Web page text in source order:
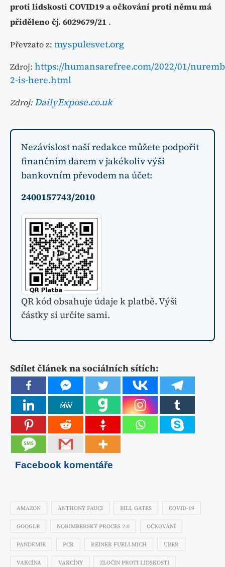
proti lidskosti COVID19 a očkování proti němu má
přiděleno čj. 6029679/21 .
Převzato z: myspulesvet.org
Zdroj: https://humansarefree.com/2022/01/
2-is-here.html
Zdroj:DailyExpose.co.uk
Nezávislost naší redakce můžete podpořit
finančním darem v jakékoliv výši
bankovním převodem na účet:
2400157743/2010
QR kód obsahuje údaje k platbě. Výši
částky si určíte sami.
Sdílet článek na sociálních sítích:
Facebook komentáře
AMAZON ANTHONY FAUCI BILL GATES COVID-19
GOOGLE NORIMBERSKÝ PROCES 2.0 OČKOVÁNÍ
PANDEMIE PCR REINER FUELLMICH UBER
VAKCÍNA VAKCÍNY ZLOČIN PROTI LIDSKOSTI